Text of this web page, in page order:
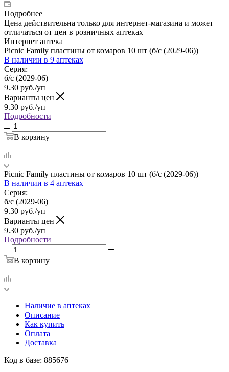
Подробнее
Цена действительна только для интернет-магазина и может
отличаться от цен в розничных аптеках
Интернет аптека
Picnic Family пластины от комаров 10 шт (б/с (2029-06))
В наличии в 9 аптеках
Серия:
б/с (2029-06)
9.30 руб./уп
Варианты цен
9.30 руб./уп
Подробности
В корзину
Picnic Family пластины от комаров 10 шт (б/с (2029-06))
В наличии в 4 аптеках
Серия:
б/с (2029-06)
9.30 руб./уп
Варианты цен
9.30 руб./уп
Подробности
В корзину
Наличие в аптеках
Описание
Как купить
Оплата
Доставка
Код в базе: 885676